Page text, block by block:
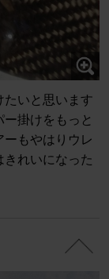
たいと思います
掛けをもっと
もやはりウレ
れいになった